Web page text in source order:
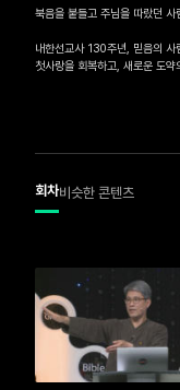
북음을 붙들고 주님을 따랐던
내한선교사 130주년, 믿음의 사
첫사랑을 회복하고, 새로운 도
회차비슷한 콘텐츠